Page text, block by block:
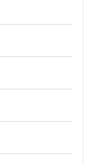
Черный Кожа